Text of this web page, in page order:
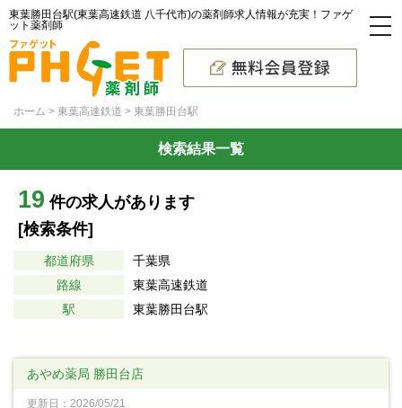
東葉勝田台駅(東葉高速鉄道 八千代市)の薬剤師求人情報が充実！ファゲ
ット薬剤師
ホーム 東葉高速鉄道 東葉勝田台駅
検索結果一覧
19 件の求人があります
[検索条件]
都道府県
千葉県
路線
東葉高速鉄道
駅
東葉勝田台駅
あやめ薬局 勝田台店
更新日：2026/05/21